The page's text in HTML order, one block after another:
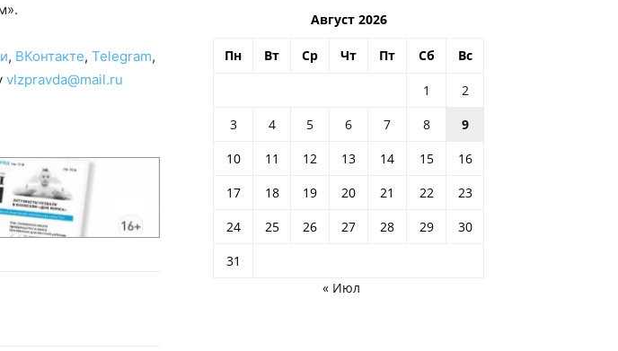
, ВКонтакте, Telegram,
vlzpravda@mail.ru
Август 2026
Пн Вт Ср Чт Пт Сб Вс
1
2
3
4 5 6 7 8
9
10
11 12 13 14 15
16
17
18 19 20 21 22
23
24
25 26 27 28 29
30
31
« Июл